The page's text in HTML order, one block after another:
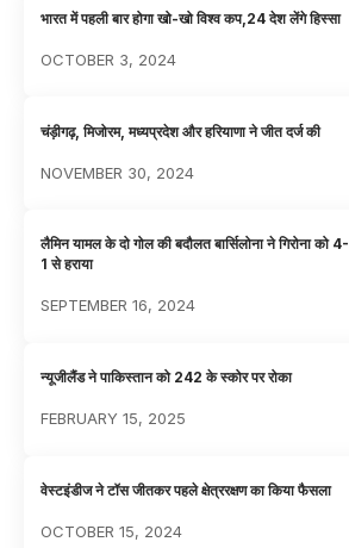
भारत में पहली बार होगा खो-खो विश्व कप,24 देश लेंगे हिस्सा
OCTOBER 3, 2024
चंड़ीगढ़, मिजोरम, मध्यप्रदेश और हरियाणा ने जीत दर्ज की
NOVEMBER 30, 2024
लैमिन यामल के दो गोल की बदौलत बार्सिलोना ने गिरोना को 4-
1 से हराया
SEPTEMBER 16, 2024
न्यूजीलैंड ने पाकिस्तान को 242 के स्कोर पर रोका
FEBRUARY 15, 2025
वेस्टइंडीज ने टॉस जीतकर पहले क्षेत्ररक्षण का किया फैसला
OCTOBER 15, 2024